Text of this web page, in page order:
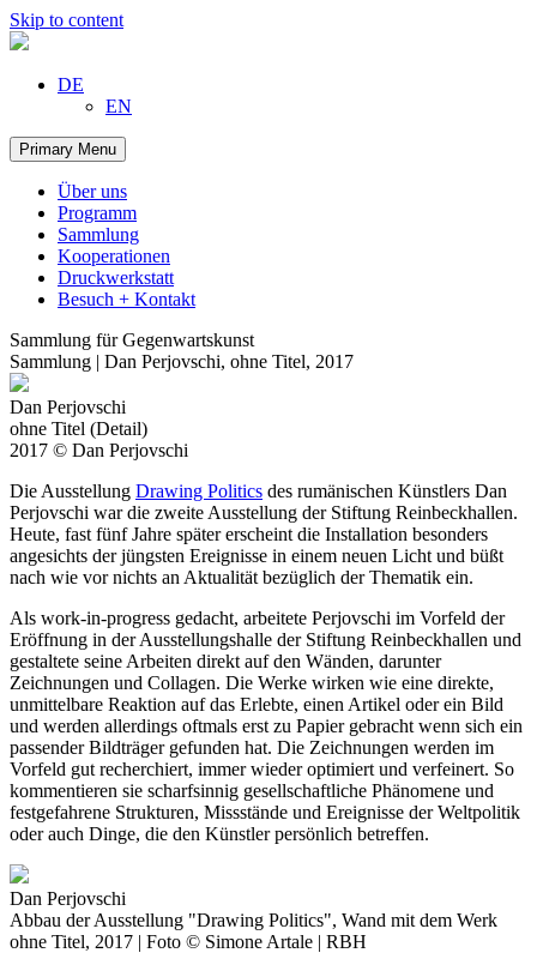
Skip to content
DE
EN
Primary Menu
Über uns
Programm
Sammlung
Kooperationen
Druckwerkstatt
Besuch + Kontakt
Sammlung für Gegenwartskunst
Sammlung | Dan Perjovschi, ohne Titel, 2017
Dan Perjovschi
ohne Titel (Detail)
2017 © Dan Perjovschi
Die Ausstellung Drawing Politics des rumänischen Künstlers Dan
Perjovschi war die zweite Ausstellung der Stiftung Reinbeckhallen.
Heute, fast fünf Jahre später erscheint die Installation besonders
angesichts der jüngsten Ereignisse in einem neuen Licht und büßt
nach wie vor nichts an Aktualität bezüglich der Thematik ein.
Als work-in-progress gedacht, arbeitete Perjovschi im Vorfeld der
Eröffnung in der Ausstellungshalle der Stiftung Reinbeckhallen und
gestaltete seine Arbeiten direkt auf den Wänden, darunter
Zeichnungen und Collagen. Die Werke wirken wie eine direkte,
unmittelbare Reaktion auf das Erlebte, einen Artikel oder ein Bild
und werden allerdings oftmals erst zu Papier gebracht wenn sich ein
passender Bildträger gefunden hat. Die Zeichnungen werden im
Vorfeld gut recherchiert, immer wieder optimiert und verfeinert. So
kommentieren sie scharfsinnig gesellschaftliche Phänomene und
festgefahrene Strukturen, Missstände und Ereignisse der Weltpolitik
oder auch Dinge, die den Künstler persönlich betreffen.
Dan Perjovschi
Abbau der Ausstellung "Drawing Politics", Wand mit dem Werk
ohne Titel, 2017 | Foto © Simone Artale | RBH